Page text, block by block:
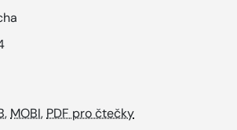
, MOBI, PDF pro čtečky